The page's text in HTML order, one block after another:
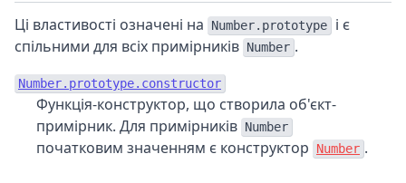
Ці властивості означені на Number.prototype
і є
спільними для всіх примірників Number .
Number.prototype.constructor
Функція-конструктор, що створила об'єкт-
примірник. Для примірників Number
початковим значенням є конструктор Number .